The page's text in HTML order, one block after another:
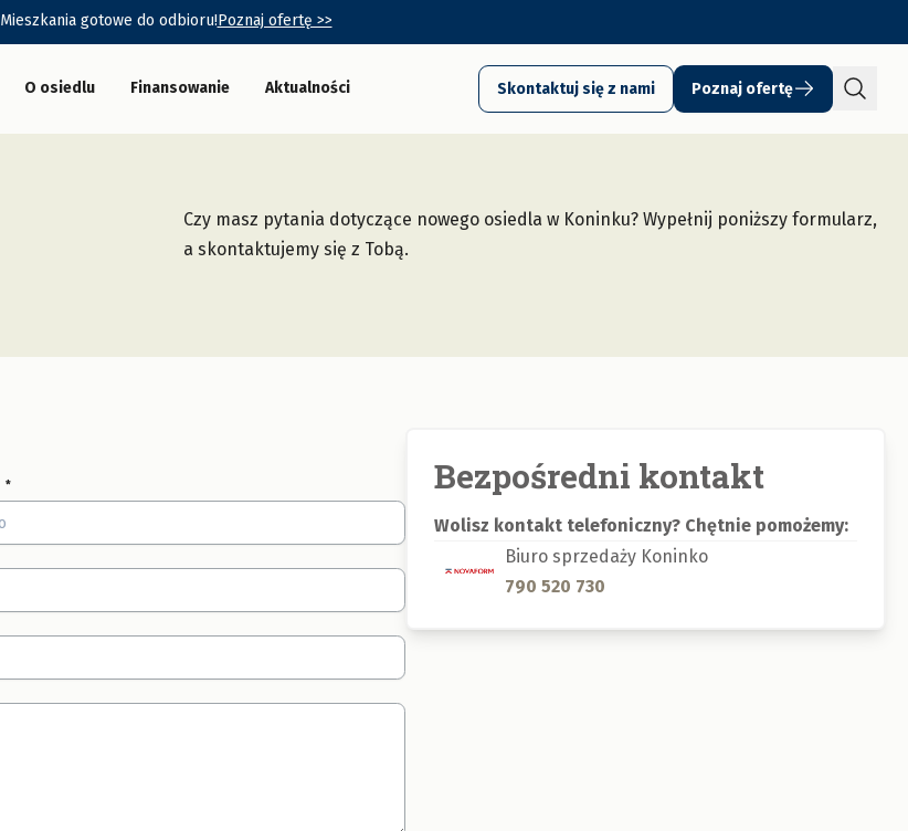
Mieszkania gotowe do odbioru!Poznaj ofertę >>
O osiedlu Finansowanie Aktualności Skontaktuj się z nami Poznaj ofertę
Czy masz pytania dotyczące nowego osiedla w Koninku? Wypełnij poniższy formularz,
a skontaktujemy się z Tobą.
* Bezpośredni kontakt
Wolisz kontakt telefoniczny? Chętnie pomożemy:
Biuro sprzedaży Koninko
790 520 730